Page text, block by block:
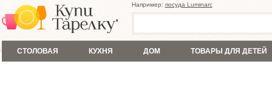
Например: посуда Luminarc
СТОЛОВАЯ КУХНЯ ДОМ ТОВАРЫ ДЛЯ ДЕТЕЙ